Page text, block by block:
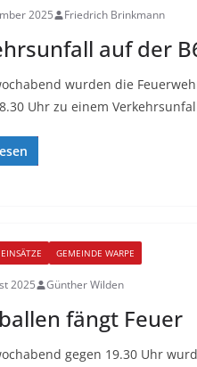
2025 Friedrich Brinkmann
auf der
wurden die
Uhr zu einem
EINSÄTZE GEMEINDE WARPE
2025 Günther Wilden
fängt Feuer
gegen 19.30 Uhr